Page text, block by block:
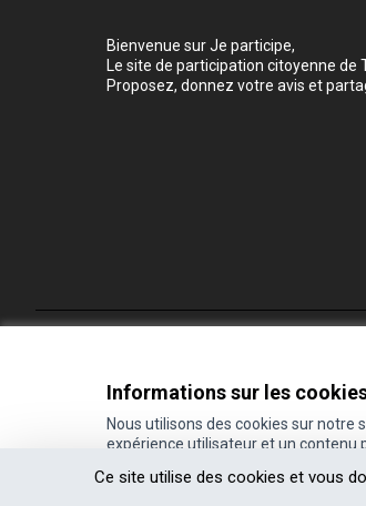
Ce site utilise des cookies et vous
Informations sur les
Nous utilisons des cookies sur notre
expérience utilisateur et un contenu
Bienvenue sur Je participe,
Le site de participation citoyenne de
Proposez, donnez votre avis et
(Lien externe)
Site réalisé grâce aulogiciel libre